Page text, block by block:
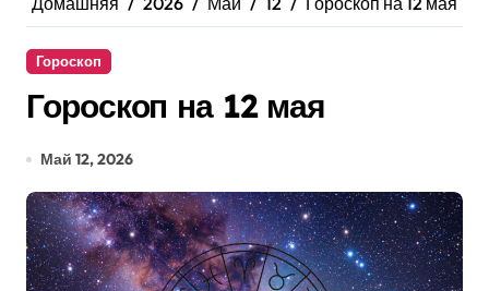
Гороскоп
Гороскоп на 12 мая
Май 12, 2026